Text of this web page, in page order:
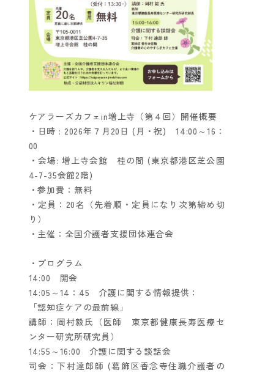
ケアラーズカフェin増上寺（第４回）開催概要
・日時 : 2026年７月20日 (月・祝) 14:00～16：
00
・会場: 増上寺会館 桂の間 (東京都港区芝公園
4-7-35会館2階)
・参加費：無料
・定員：20名（先着順・定員になり次第締め切
り）
・主催：全国介護者支援団体連合会
・プログラム
14:00 開会
14:05～14：45 介護に関する情報提供：
「認知症ケアの最前線」
講師：岡村毅氏（医師 東京都健康長寿医療セ
ンター研究所研究員）
14:55～16:00 介護に関する談話会
司会：下村達郎師 (葛飾区香念寺住職介護者の